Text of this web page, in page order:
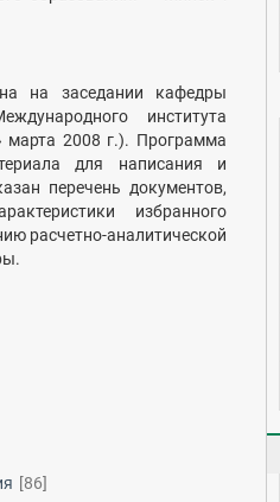
на заседании кафедры
института
марта 2008 г.). Программа
для написания и
перечень документов,
избранного
расчетно-аналитической
[86]